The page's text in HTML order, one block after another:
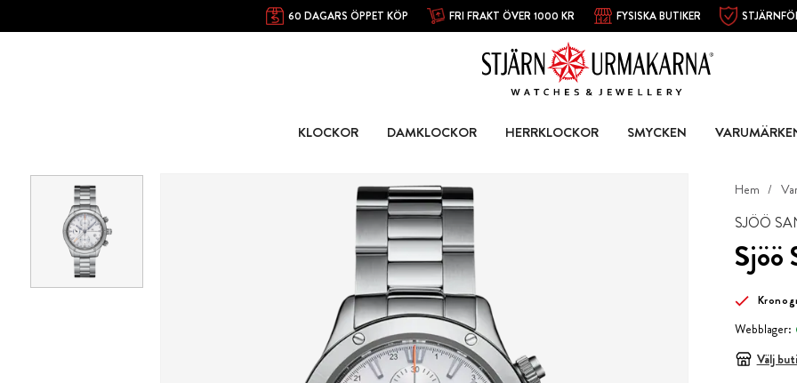
60 DAGARS ÖPPET KÖP FRI FRAKT ÖVER 1000 KR FYSISKA BUTIKER
KLOCKOR DAMKLOCKOR HERRKLOCKOR SMYCKEN
Hem
SJÖÖ
Sjöö
Webblager:
Välj